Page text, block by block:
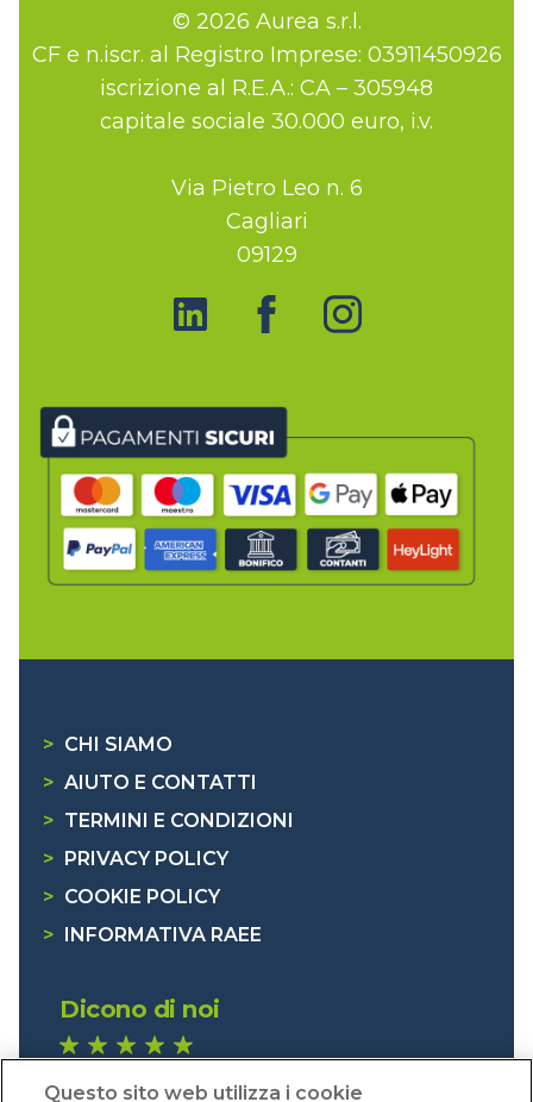
© 2026 Aurea s.r.l.
CF e n.iscr. al Registro Imprese: 03911450926
iscrizione al R.E.A.: CA – 305948
capitale sociale 30.000 euro, i.v.
Via Pietro Leo n. 6
Cagliari
09129
> CHI SIAMO
> AIUTO E CONTATTI
> TERMINI E CONDIZIONI
>
PRIVACY POLICY
> COOKIE POLICY
>
INFORMATIVA RAEE
Dicono di noi
Eccellente (4,8)
Questo sito web utilizza i cookie